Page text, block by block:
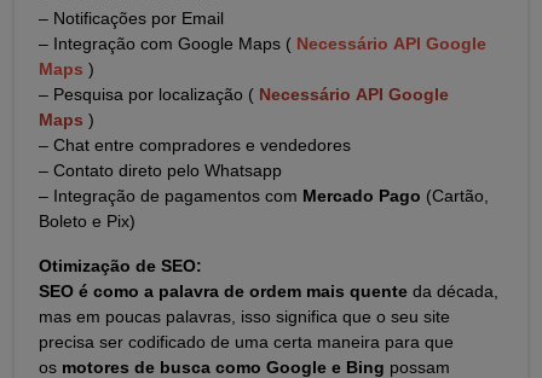
– Notificações por Email
– Integração com Google Maps ( Necessário API Google
Maps )
– Pesquisa por localização ( Necessário API Google
Maps )
– Chat entre compradores e vendedores
– Contato direto pelo Whatsapp
– Integração de pagamentos com Mercado Pago (Cartão,
Boleto e Pix)
Otimização de SEO:
SEO é como a palavra de ordem mais quente da década,
mas em poucas palavras, isso significa que o seu site
precisa ser codificado de uma certa maneira para que
os motores de busca como Google e Bing possam